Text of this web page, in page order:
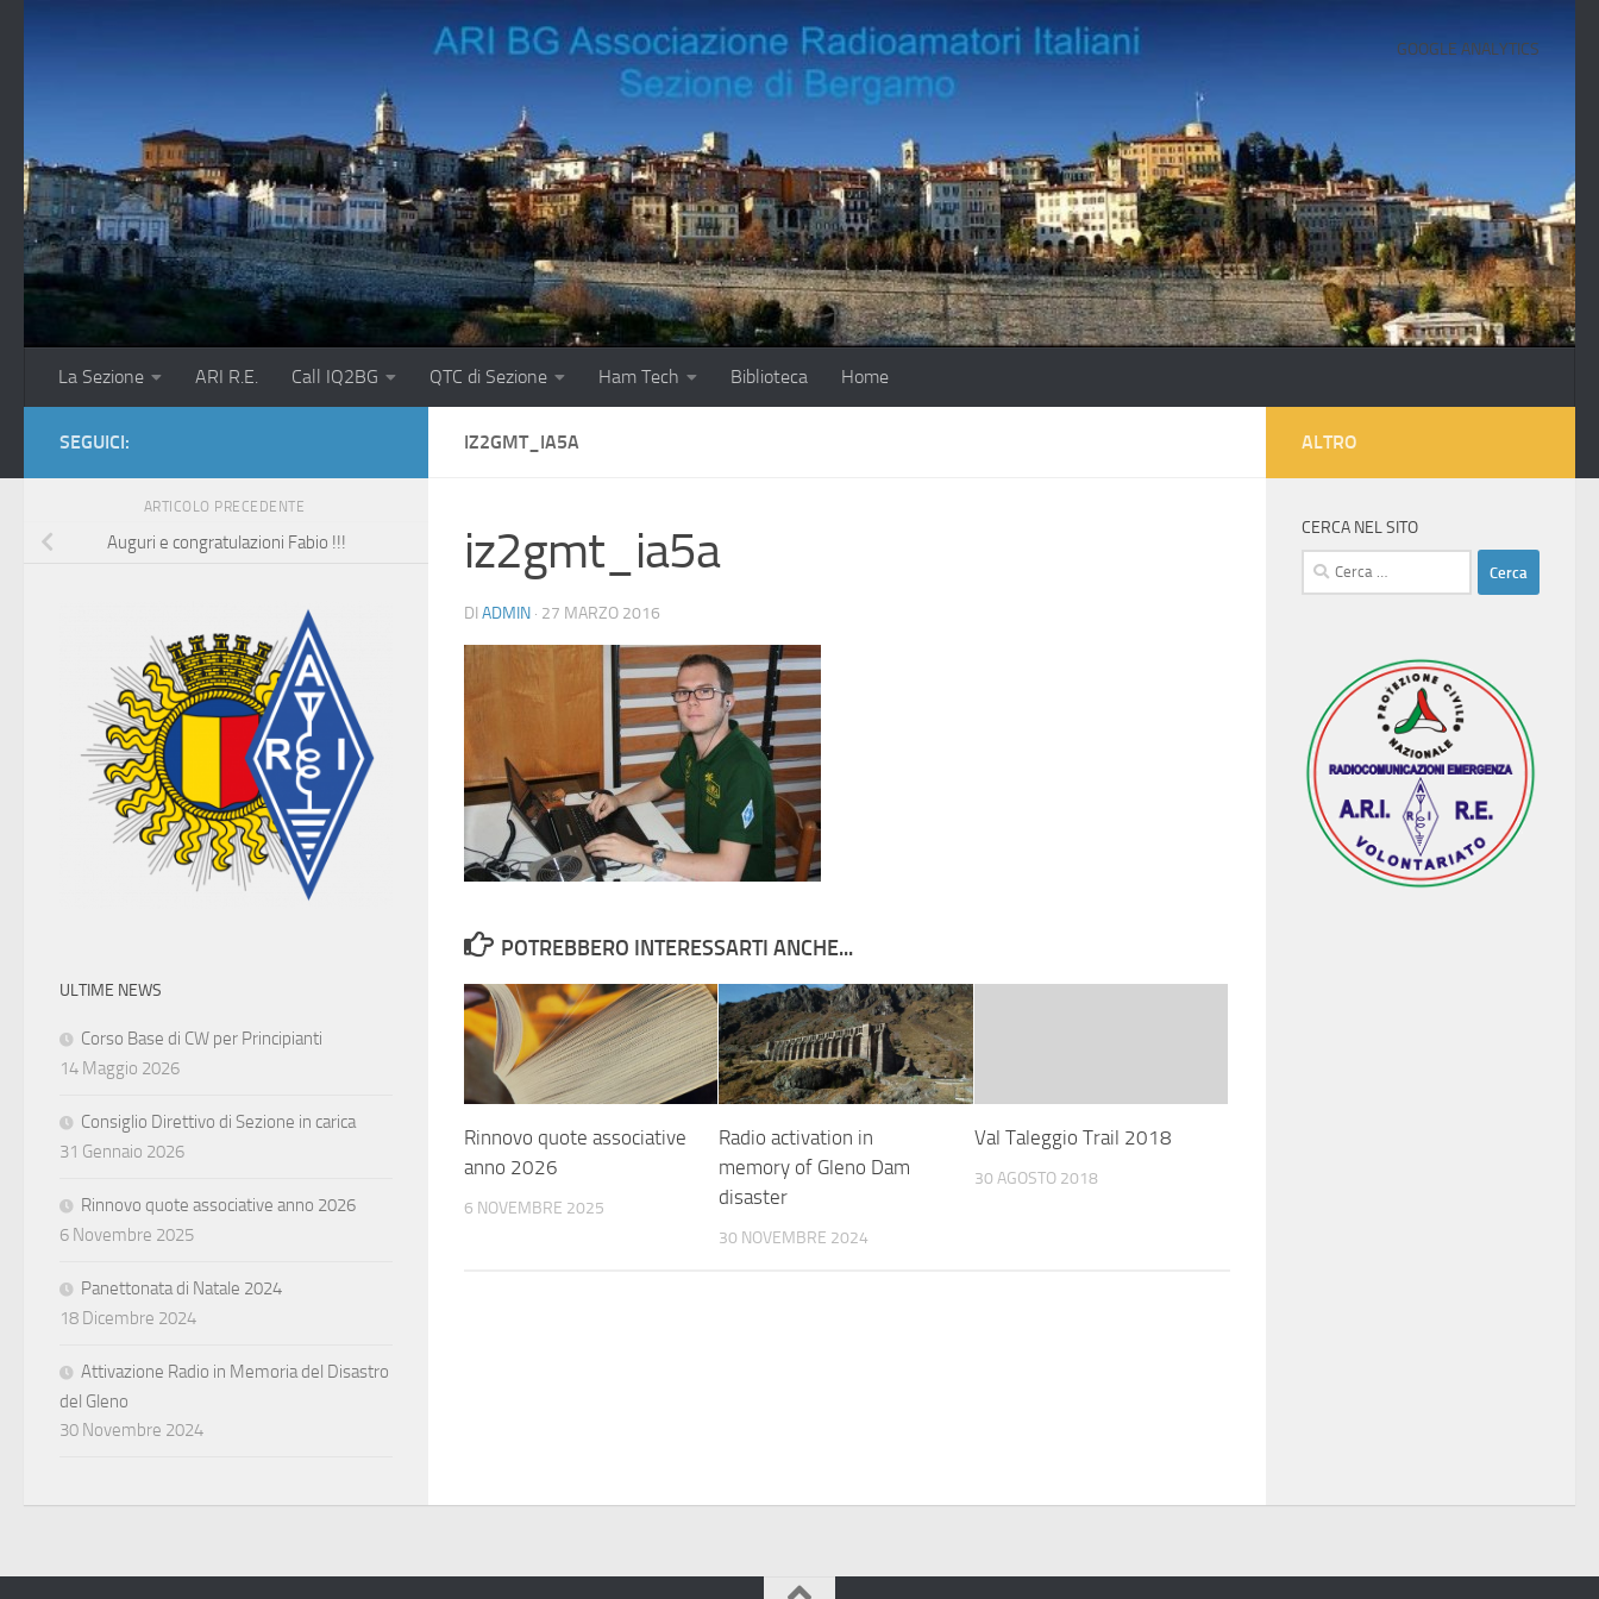
GOOGLE ANALYTICS
La Sezione ARI R.E. Call IQ2BG QTC di Sezione Ham Tech Biblioteca Home
IZ2GMT_IA5A
iz2gmt_ia5a
DI ADMIN · 27 MARZO 2016
POTREBBERO INTERESSARTI ANCHE...
Rinnovo quote associative
anno 2026
6 NOVEMBRE 2025
Radio activation in
memory of Gleno Dam
disaster
30 NOVEMBRE 2024
Val Taleggio Trail 2018
30 AGOSTO 2018
SEGUICI:
ARTICOLO PRECEDENTE
Auguri e congratulazioni Fabio !!!
ULTIME NEWS
Corso Base di CW per Principianti
14 Maggio 2026
Consiglio Direttivo di Sezione in carica
31 Gennaio 2026
Rinnovo quote associative anno 2026
6 Novembre 2025
Panettonata di Natale 2024
18 Dicembre 2024
Attivazione Radio in Memoria del Disastro
del Gleno
30 Novembre 2024
ALTRO
CERCA NEL SITO
Ricerca
per: